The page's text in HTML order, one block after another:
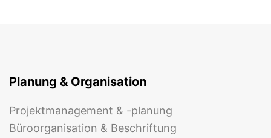
Planung & Organisation
Projektmanagement & -planung
Büroorganisation & Beschriftung